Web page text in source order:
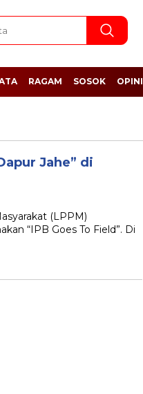
RAGAM SOSOK OPINI
Jahe” di
(LPPM)
“IPB Goes To Field”. Di